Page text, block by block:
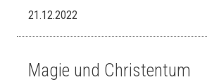
21.12.2022
Magie und Christentum